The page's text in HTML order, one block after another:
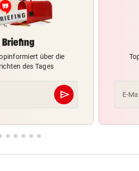
Briefing
über die
des Tages
send
Abschicken E-